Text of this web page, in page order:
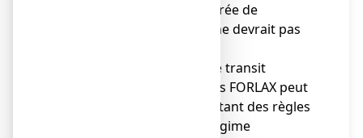
● Chez les enfants, la durée de
traitement par FORLAX ne devrait pas
● L’amélioration de votre transit
intestinal après avoir pris FORLAX peut
être maintenue en adoptant des règles
d’hygiène de vie et un régime